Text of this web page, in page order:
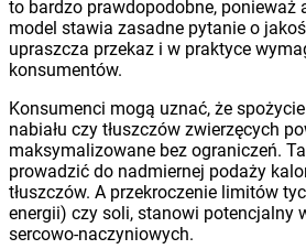
to bardzo prawdopodobne, ponieważ
model stawia zasadne pytanie o
upraszcza przekaz i w praktyce
konsumentów.
Konsumenci mogą uznać, że spożycie
nabiału czy tłuszczów zwierzęcych
maksymalizowane bez ograniczeń.
prowadzić do nadmiernej podaży
tłuszczów. A przekroczenie limitów
energii) czy soli, stanowi potencjalny
sercowo-naczyniowych.